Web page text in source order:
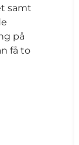
samt
på
få to